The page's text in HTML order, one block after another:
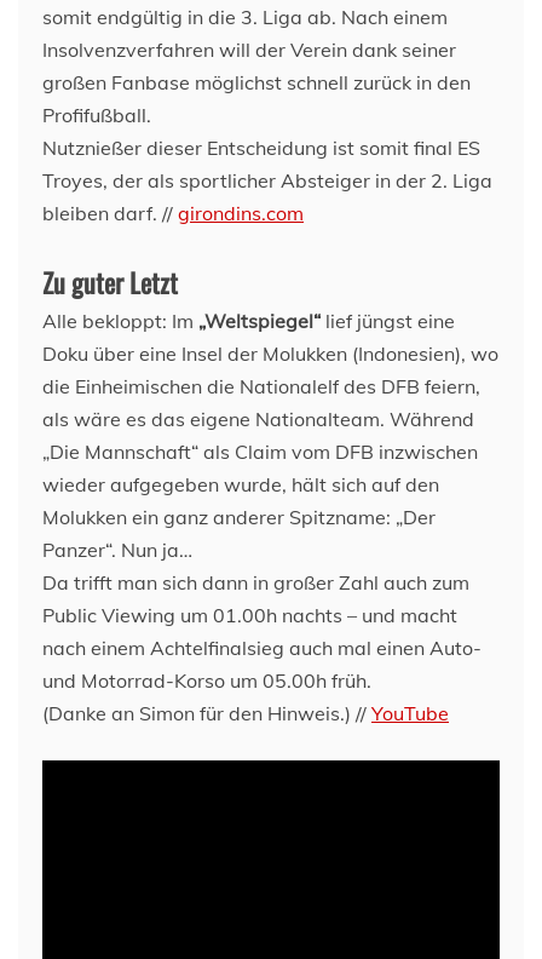
somit endgültig in die 3. Liga ab. Nach einem
Insolvenzverfahren will der Verein dank seiner
großen Fanbase möglichst schnell zurück in den
Profifußball.
Nutznießer dieser Entscheidung ist somit final ES
Troyes, der als sportlicher Absteiger in der 2. Liga
bleiben darf. // girondins.com
Zu guter Letzt
Alle bekloppt: Im „Weltspiegel“ lief jüngst eine
Doku über eine Insel der Molukken (Indonesien), wo
die Einheimischen die Nationalelf des DFB feiern,
als wäre es das eigene Nationalteam. Während
„Die Mannschaft“ als Claim vom DFB inzwischen
wieder aufgegeben wurde, hält sich auf den
Molukken ein ganz anderer Spitzname: „Der
Panzer“. Nun ja…
Da trifft man sich dann in großer Zahl auch zum
Public Viewing um 01.00h nachts – und macht
nach einem Achtelfinalsieg auch mal einen Auto-
und Motorrad-Korso um 05.00h früh.
(Danke an Simon für den Hinweis.) // YouTube